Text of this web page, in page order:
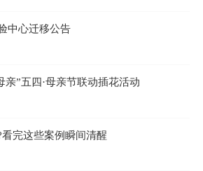
中心迁移公告
亲”五四·母亲节联动插花活动
完这些案例瞬间清醒